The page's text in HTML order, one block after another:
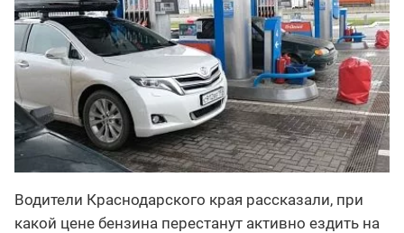
Водители Краснодарского края рассказали, при
какой цене бензина перестанут активно ездить на